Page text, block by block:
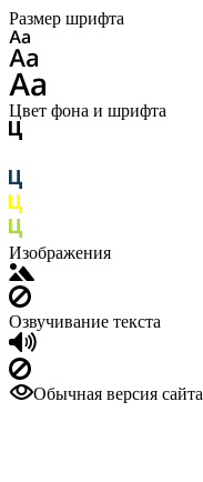
Размер шрифта
Цвет фона и шрифта
Изображения
Озвучивание текста
Обычная версия сайта